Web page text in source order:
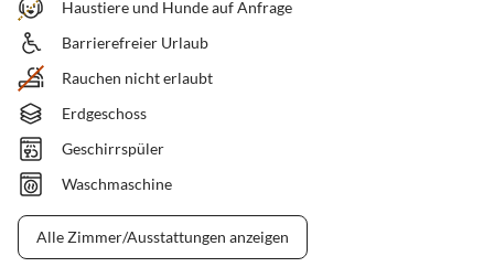
Haustiere und Hunde auf Anfrage
Barrierefreier Urlaub
Rauchen nicht erlaubt
Erdgeschoss
Geschirrspüler
Waschmaschine
Alle Zimmer/Ausstattungen anzeigen